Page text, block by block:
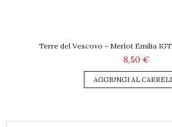
Terre del Vescovo - Merlot Emilia
8,50 €
AGGIUNGI AL